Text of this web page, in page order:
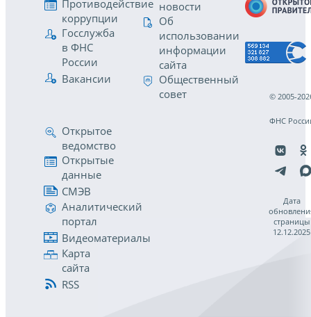
Противодействие
коррупции
Госслужба
в ФНС
России
Вакансии
новости
Об
использовании
информации
сайта
Общественный
совет
Открытое
ведомство
Открытые
данные
СМЭВ
Аналитический
портал
Видеоматериалы
Карта
сайта
RSS
© 2005-
ФНС
Дата
страницы
12.12.2025